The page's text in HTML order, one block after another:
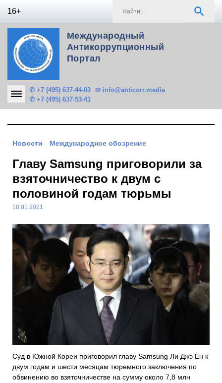
16+ search
Международный
Антикоррупционный
Портал
✆ +7 (495) 637-44-03
✆ +7 (495) 637-53-41
✉ info@anticorr.media
Новости Международное обозрение
Главу Samsung приговорили за
взяточничество к двум с
половиной годам тюрьмы
18.01.2021
Суд в Южной Кореи приговорил главу Samsung Ли Джэ Ён к
двум годам и шести месяцам тюремного заключения по
обвинению во взяточничестве на сумму около 7,8 млн